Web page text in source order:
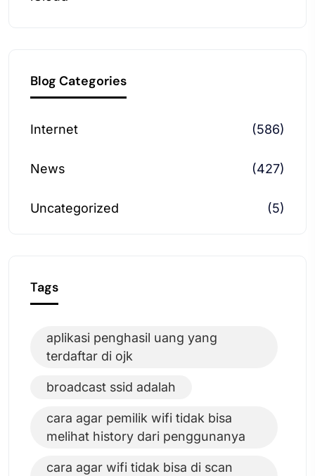
Blog Categories
Internet (586)
News (427)
Uncategorized (5)
Tags
aplikasi penghasil uang yang
terdaftar di ojk
broadcast ssid adalah
cara agar pemilik wifi tidak bisa
melihat history dari penggunanya
cara agar wifi tidak bisa di scan